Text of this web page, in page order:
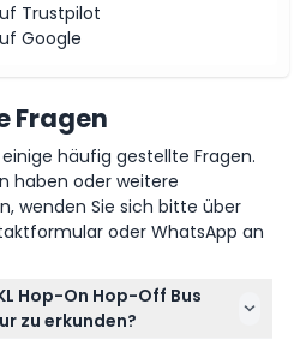
Trustpilot
Google
Fragen
häufig gestellte Fragen.
haben oder weitere
wenden Sie sich bitte über
oder WhatsApp an
Hop-On Hop-Off Bus
zu erkunden?